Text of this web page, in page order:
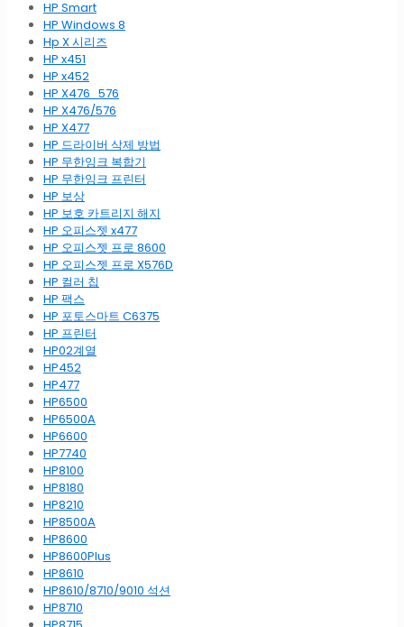
HP Smart
HP Windows 8
Hp X 시리즈
HP x451
HP x452
HP X476_576
HP X476/576
HP X477
HP 드라이버 삭제 방법
HP 무한잉크 복합기
HP 무한잉크 프린터
HP 보상
HP 보호 카트리지 해지
HP 오피스젯 x477
HP 오피스젯 프로 8600
HP 오피스젯 프로 X576D
HP 컬러 칩
HP 팩스
HP 포토스마트 C6375
HP 프린터
HP02계열
HP452
HP477
HP6500
HP6500A
HP6600
HP7740
HP8100
HP8180
HP8210
HP8500A
HP8600
HP8600Plus
HP8610
HP8610/8710/9010 석션
HP8710